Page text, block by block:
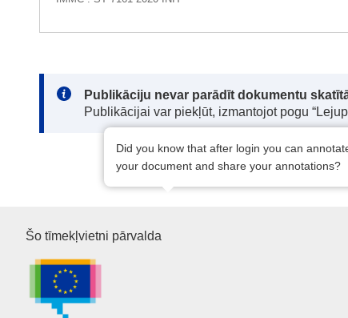
Note:
Publikāciju nevar parādīt dokumentu
Publikācijai var piekļūt, izmantojot pogu
Did you know that after login you can
your document and share your annotations?
Eiropas Savienības
Šo tīmekļvietni pārvalda